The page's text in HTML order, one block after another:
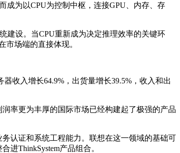
成为以CPU为控制中枢，连接GPU、内存、存
建设。当CPU重新成为决定推理效率的关键环
场端的直接体现。
收入增长64.9%，出货量增长39.5%，收入和出
率更为丰厚的国际市场已经构建起了极强的产品
认证和系统工程能力。联想在这一领域的基础可
进ThinkSystem产品组合。